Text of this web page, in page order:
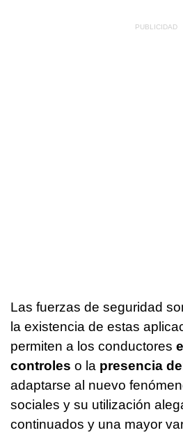
Las fuerzas de seguridad
la existencia de estas
permiten a los conductores
controles o la presencia
adaptarse al nuevo
sociales y su utilización
continuados y una mayor